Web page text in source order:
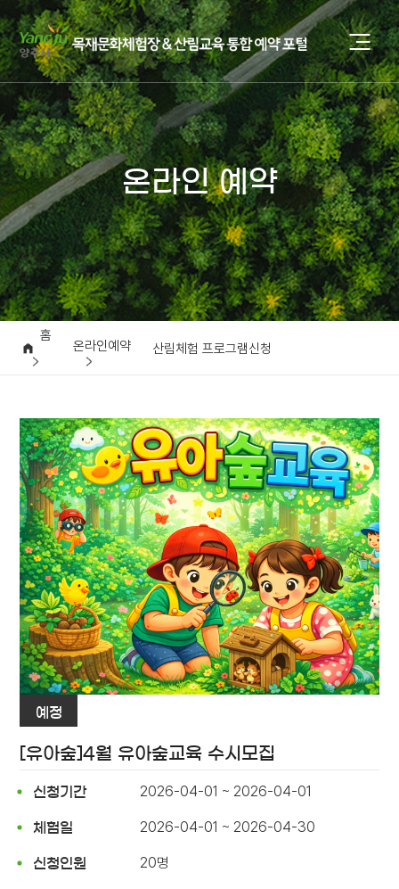
온라인 예약
홈
온라인예약 산림체험 프로그램신청
예정
[유아숲]4월 유아숲교육 수시모집
신청기간 2026-04-01 ~ 2026-04-01
체험일 2026-04-01 ~ 2026-04-30
신청인원 20명